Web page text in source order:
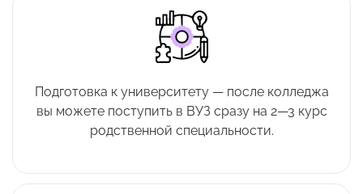
Подготовка к университету — после колледжа
вы можете поступить в ВУЗ сразу на 2—3 курс
родственной специальности.